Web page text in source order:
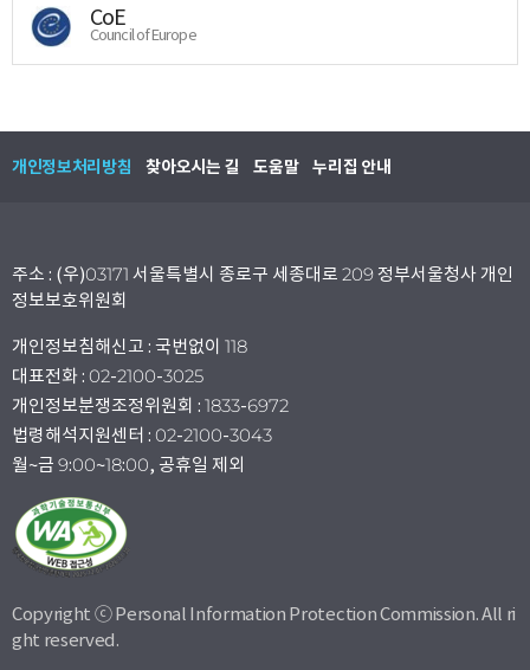
CoE
Council of Europe
개인정보처리방침 찾아오시는 길 도움말 누리집 안내
주소 : (우)03171 서울특별시 종로구 세종대로 209 정부서울청사 개인
정보보호위원회
개인정보침해신고 : 국번없이 118
대표전화 : 02-2100-3025
개인정보분쟁조정위원회 : 1833-6972
법령해석지원센터 : 02-2100-3043
월~금 9:00~18:00, 공휴일 제외
Copyright ⓒ Personal Information Protection Commission. All ri
ght reserved.